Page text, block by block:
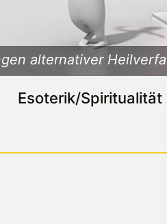
alternativer
Was ist Esoterik? Ist
Esoterik/Spiritualität